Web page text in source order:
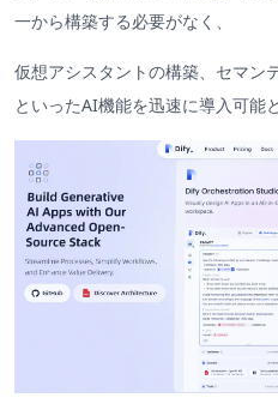
一から構築する必要がなく、
仮想アシスタントの構築、セマン
といったAI機能を迅速に導入可能